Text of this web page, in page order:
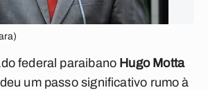
federal paraibano Hugo Motta
um passo significativo rumo à